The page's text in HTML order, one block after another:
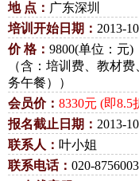
地 点： 广东深圳
培训开始日期： 2013-
价 格： 9800(单位：元)
（含：培训费、教材
务午餐））
会员价： 8330元 (即8.5
报名截止日期： 2013-
联系人： 叶小姐
联系电话： 020-